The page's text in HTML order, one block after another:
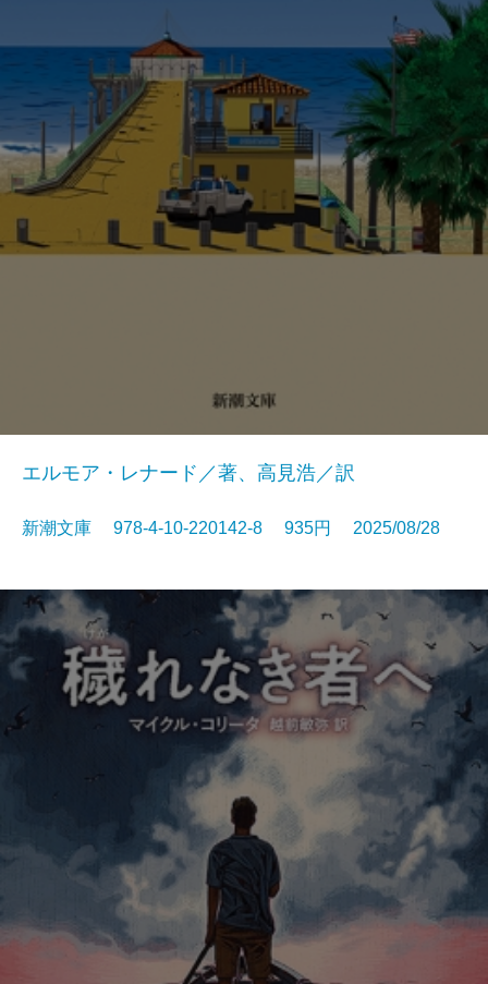
エルモア・レナード／著、高見浩／訳
新潮文庫 978-4-10-220142-8 935円 2025/08/28